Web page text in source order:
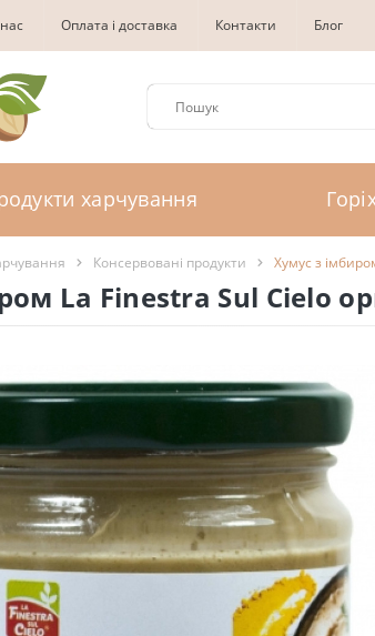
Оплата і доставка Контакти Блог
харчування
Консервовані продукти Хумус з
La Finestra Sul Cielo